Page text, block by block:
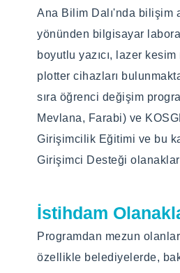
Ana Bilim Dalı'nda bilişim
yönünden bilgisayar
boyutlu yazıcı, lazer
plotter cihazları
sıra öğrenci değişim
Mevlana, Farabi) ve
Girişimcilik Eğitimi ve bu
Girişimci Desteği
İstihdam
Programdan mezun
özellikle belediyelerde,
(Varsa) Alan
Edilen